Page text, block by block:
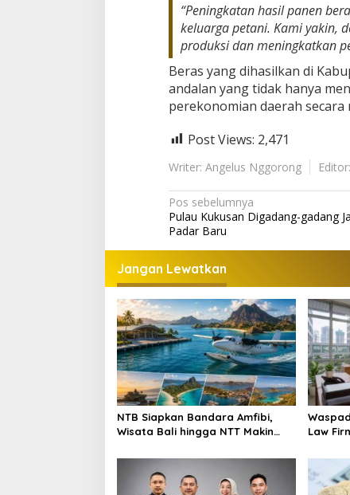
“Peningkatan hasil panen
keluarga petani. Kami yakin,
produksi dan meningkatkan
Beras yang dihasilkan di
andalan yang tidak hanya
perekonomian daerah
Post Views: 2,471
Writer: Angelus Nggorong
Navigasi
pos
Pos sebelumnya
Pulau Kukusan Digadang-gadang
Padar Baru
Jangan Lewatkan
NTB Siapkan Bandara Amfibi,
Wisata Bali hingga NTT Makin
Law